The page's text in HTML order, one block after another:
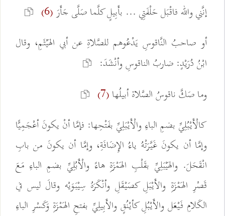
إنَّني والله فاقْبَل حَلْفَتِي ... بأَبِيلٍ كلَّما صَلَّى جَأَرَ(6)
أو صاحبُ النَّاقوسِ يَدْعُوهم للصَّلاةِ عن أبي الهَيْثَمِ، وقال
ابْنُ دُرَيْدٍ: ضاربُ الناقوسِ وأنْشَدَ:
وما صَكَّ ناقوسُ الصَّلاة أبيلُها(7)
كالْأَيْبُلِيِّ بضمِ الباءِ والْأَيْبَلِيِّ بفَتْحِها: فإمَّا أنْ يكونَ أعْجَمِيًّا
وإمَّا أن يكونَ غَيَّرَتْهُ ياءُ الإِضَافَةِ، وإمَّا أن يكونَ من بابِ
انْقَحَلَ. والهَيْبَلِيِّ بقَلْبِ الهَمْزَةِ هاءً والْأَبُلِيِّ بضمِ الباءِ مَعَ
قَصْرِ الهَمْزَةِ والأَيْبَلِ كصَيْقَلِ وأنْكَرَهُ سِيْبَوَيْه وقالَ ليس في
الكَلامِ فَيْعَل والأَيْبُلِ كأيْنُقٍ والأَبِيلِيِّ بفتحِ الهَمْزَةِ وَكَسْرِ الباءِ